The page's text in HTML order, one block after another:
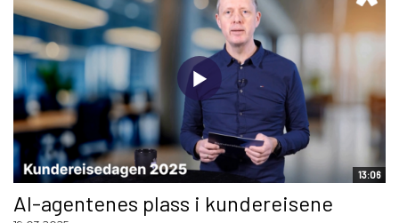
13:06
AI-agentenes plass i kundereisene